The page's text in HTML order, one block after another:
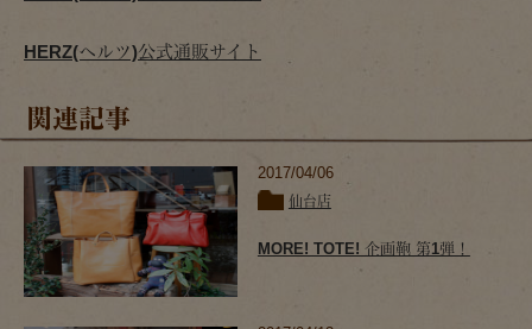
HERZ(ヘルツ)公式通販サイト
関連記事
2017/04/06
仙台店
MORE! TOTE! 企画鞄 第1弾！